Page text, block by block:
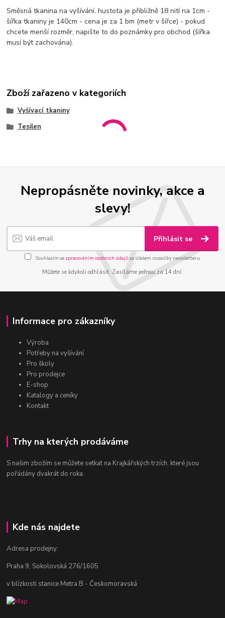
Směsná tkanina na vyšívání, hustota je přibližně 18 nití na 1cm -
šířka tkaniny je 140cm - cena je za 1 bm (metr v šířce) - pokud
chcete menší rozměr, napište to do poznámky pro obchod (šířka
musí být zachována).
Zboží zařazeno v kategoriích
Vyšívací tkaniny
Tesilen
Nepropásněte novinky, akce a
slevy!
Přihlásit se
Souhlasím se zpracováním osobních údajůza účelem rozesílky newsletteru.
Můžete se kdykoli odhlásit. Zasíláme jednou za 14 dní.
Informace pro zákazníky
Výroba
Potřeby na vyšívání
Pro školy
Pro prodejce
E-shop
Katalogy a ceníky
Kontakt
Trhy na kterých prodáváme
S našim zbožím se můžete setkat na Krajkářských trzích, které jsou
pořádány dvakrát do roka.
Kde nás najdete
Adresa prodejny:
Praha 9, Sokolovská 276/1605
v blízkosti stanice Metra B - Českomoravská